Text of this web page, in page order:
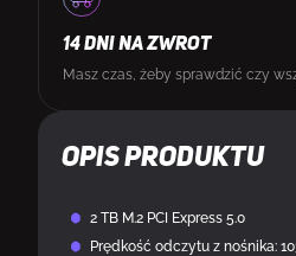
Opis produktu
2 TB M.2 PCI Express 5.0
Prędkość odczytu z nośnika:
14 DNI NA ZWROT
Masz czas, żeby sprawdzić czy